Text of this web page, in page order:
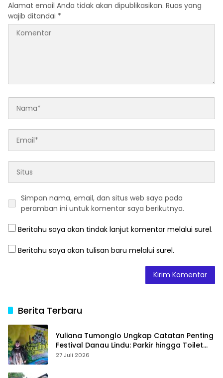
Alamat email Anda tidak akan dipublikasikan. Ruas yang
wajib ditandai *
Simpan nama, email, dan situs web saya pada
peramban ini untuk komentar saya berikutnya.
Beritahu saya akan tindak lanjut komentar melalui surel.
Beritahu saya akan tulisan baru melalui surel.
Berita Terbaru
Yuliana Tumonglo Ungkap Catatan Penting
Festival Danau Lindu: Parkir hingga Toilet
Harus Jadi Prioritas
27 Juli 2026